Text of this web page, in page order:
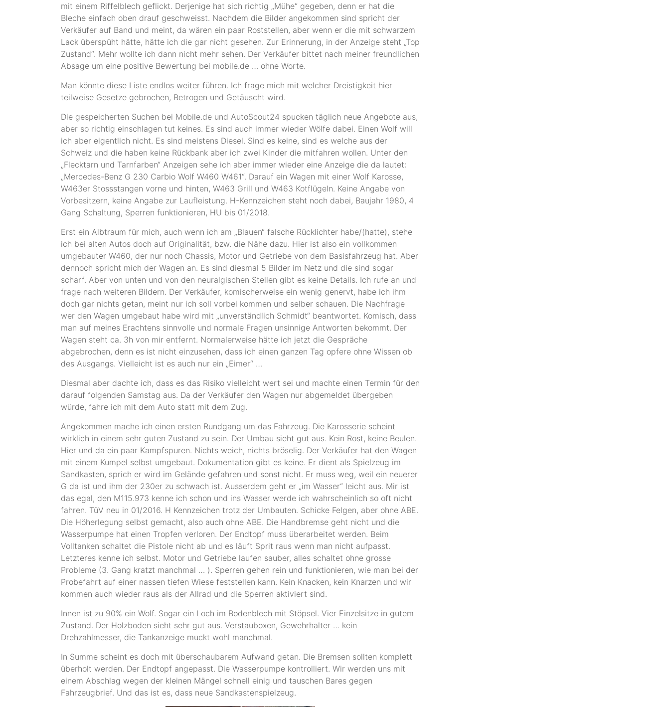
mit einem Riffelblech geflickt. Derjenige hat sich richtig „Mühe“ gegeben, denn er hat die
Bleche einfach oben drauf geschweisst. Nachdem die Bilder angekommen sind spricht der
Verkäufer auf Band und meint, da wären ein paar Roststellen, aber wenn er die mit schwarzem
Lack überspüht hätte, hätte ich die gar nicht gesehen. Zur Erinnerung, in der Anzeige steht „Top
Zustand“. Mehr wollte ich dann nicht mehr sehen. Der Verkäufer bittet nach meiner freundlichen
Absage um eine positive Bewertung bei mobile.de … ohne Worte.
Man könnte diese Liste endlos weiter führen. Ich frage mich mit welcher Dreistigkeit hier
teilweise Gesetze gebrochen, Betrogen und Getäuscht wird.
Die gespeicherten Suchen bei Mobile.de und AutoScout24 spucken täglich neue Angebote aus,
aber so richtig einschlagen tut keines. Es sind auch immer wieder Wölfe dabei. Einen Wolf will
ich aber eigentlich nicht. Es sind meistens Diesel. Sind es keine, sind es welche aus der
Schweiz und die haben keine Rückbank aber ich zwei Kinder die mitfahren wollen. Unter den
„Flecktarn und Tarnfarben“ Anzeigen sehe ich aber immer wieder eine Anzeige die da lautet:
„Mercedes-Benz G 230 Carbio Wolf W460 W461“. Darauf ein Wagen mit einer Wolf Karosse,
W463er Stossstangen vorne und hinten, W463 Grill und W463 Kotflügeln. Keine Angabe von
Vorbesitzern, keine Angabe zur Laufleistung. H-Kennzeichen steht noch dabei, Baujahr 1980, 4
Gang Schaltung, Sperren funktionieren, HU bis 01/2018.
Erst ein Albtraum für mich, auch wenn ich am „Blauen“ falsche Rücklichter habe/(hatte), stehe
ich bei alten Autos doch auf Originalität, bzw. die Nähe dazu. Hier ist also ein vollkommen
umgebauter W460, der nur noch Chassis, Motor und Getriebe von dem Basisfahrzeug hat. Aber
dennoch spricht mich der Wagen an. Es sind diesmal 5 Bilder im Netz und die sind sogar
scharf. Aber von unten und von den neuralgischen Stellen gibt es keine Details. Ich rufe an und
frage nach weiteren Bildern. Der Verkäufer, komischerweise ein wenig genervt, habe ich ihm
doch gar nichts getan, meint nur ich soll vorbei kommen und selber schauen. Die Nachfrage
wer den Wagen umgebaut habe wird mit „unverständlich Schmidt“ beantwortet. Komisch, dass
man auf meines Erachtens sinnvolle und normale Fragen unsinnige Antworten bekommt. Der
Wagen steht ca. 3h von mir entfernt. Normalerweise hätte ich jetzt die Gespräche
abgebrochen, denn es ist nicht einzusehen, dass ich einen ganzen Tag opfere ohne Wissen ob
des Ausgangs. Vielleicht ist es auch nur ein „Eimer“ …
Diesmal aber dachte ich, dass es das Risiko vielleicht wert sei und machte einen Termin für den
darauf folgenden Samstag aus. Da der Verkäufer den Wagen nur abgemeldet übergeben
würde, fahre ich mit dem Auto statt mit dem Zug.
Angekommen mache ich einen ersten Rundgang um das Fahrzeug. Die Karosserie scheint
wirklich in einem sehr guten Zustand zu sein. Der Umbau sieht gut aus. Kein Rost, keine Beulen.
Hier und da ein paar Kampfspuren. Nichts weich, nichts bröselig. Der Verkäufer hat den Wagen
mit einem Kumpel selbst umgebaut. Dokumentation gibt es keine. Er dient als Spielzeug im
Sandkasten, sprich er wird im Gelände gefahren und sonst nicht. Er muss weg, weil ein neuerer
G da ist und ihm der 230er zu schwach ist. Ausserdem geht er „im Wasser“ leicht aus. Mir ist
das egal, den M115.973 kenne ich schon und ins Wasser werde ich wahrscheinlich so oft nicht
fahren. TüV neu in 01/2016. H Kennzeichen trotz der Umbauten. Schicke Felgen, aber ohne ABE.
Die Höherlegung selbst gemacht, also auch ohne ABE. Die Handbremse geht nicht und die
Wasserpumpe hat einen Tropfen verloren. Der Endtopf muss überarbeitet werden. Beim
Volltanken schaltet die Pistole nicht ab und es läuft Sprit raus wenn man nicht aufpasst.
Letzteres kenne ich selbst. Motor und Getriebe laufen sauber, alles schaltet ohne grosse
Probleme (3. Gang kratzt manchmal … ). Sperren gehen rein und funktionieren, wie man bei der
Probefahrt auf einer nassen tiefen Wiese feststellen kann. Kein Knacken, kein Knarzen und wir
kommen auch wieder raus als der Allrad und die Sperren aktiviert sind.
Innen ist zu 90% ein Wolf. Sogar ein Loch im Bodenblech mit Stöpsel. Vier Einzelsitze in gutem
Zustand. Der Holzboden sieht sehr gut aus. Verstauboxen, Gewehrhalter … kein
Drehzahlmesser, die Tankanzeige muckt wohl manchmal.
In Summe scheint es doch mit überschaubarem Aufwand getan. Die Bremsen sollten komplett
überholt werden. Der Endtopf angepasst. Die Wasserpumpe kontrolliert. Wir werden uns mit
einem Abschlag wegen der kleinen Mängel schnell einig und tauschen Bares gegen
Fahrzeugbrief. Und das ist es, dass neue Sandkastenspielzeug.